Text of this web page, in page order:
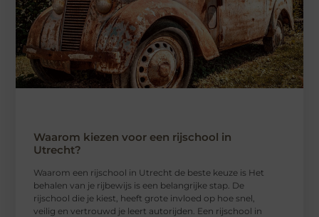
Waarom kiezen voor een rijschool in
Utrecht?
Waarom een ​​rijschool in Utrecht de beste keuze is Het
behalen van je rijbewijs is een belangrijke stap. De
rijschool die je kiest, heeft grote invloed op hoe snel,
veilig en vertrouwd je leert autorijden. Een rijschool in